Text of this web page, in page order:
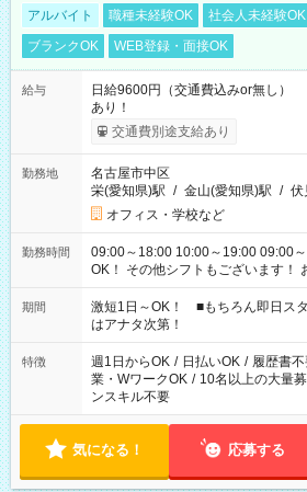
アルバイト 職種未経験OK 社会人未経験OK
ブランクOK
WEB登録・面接OK
給与
日給9600円（交通費込みor無し
あり！
交通費別途支給あり
勤務地
名古屋市中区
栄(愛知県)駅 / 金山(愛知県)駅 / 伏
オフィス・学校など
勤務時間
09:00～18:00 10:00～19:00 09:00～13:00 …など1
OK！ その他シフトもございます
期間
激短1日～OK！ ■もちろん即日ス
はアナタ次第！
特徴 週1日からOK / 日払いOK / 履歴書
業・WワークOK / 10名以上の大量
ンスキル不要
気になる！ 応募する